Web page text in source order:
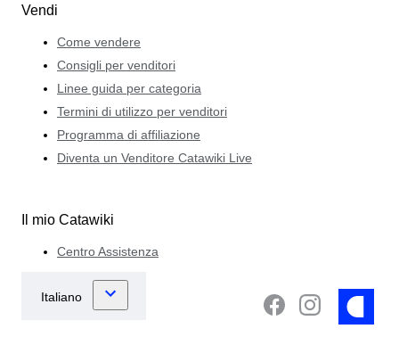
Vendi
Come vendere
Consigli per venditori
Linee guida per categoria
Termini di utilizzo per venditori
Programma di affiliazione
Diventa un Venditore Catawiki Live
Il mio Catawiki
Centro Assistenza